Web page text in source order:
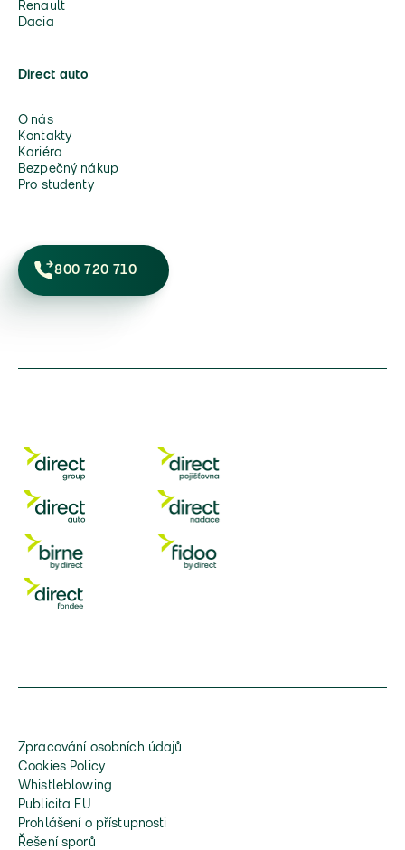
Renault
Dacia
Direct auto
O nás
Kontakty
Kariéra
Bezpečný nákup
Pro studenty
800 720 710
Zpracování osobních údajů
Cookies Policy
Whistleblowing
Publicita EU
Prohlášení o přístupnosti
Řešení sporů